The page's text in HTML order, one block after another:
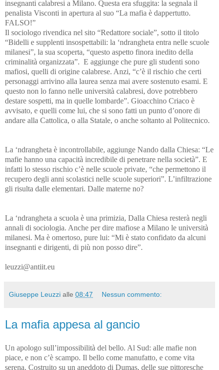
insegnanti calabresi a Milano. Questa era sfuggita: la segnala il
penalista Visconti in apertura al suo “La mafia è dappertutto.
FALSO!”
Il sociologo rivendica nel sito “Redattore sociale”, sotto il titolo
“Bidelli e supplenti insospettabili: la ‘ndrangheta entra nelle scuole
milanesi”, la sua scoperta, “questo aspetto finora inedito della
criminalità organizzata”. E aggiunge che pure gli studenti sono
mafiosi, quelli di origine calabrese. Anzi, “c’è il rischio che certi
personaggi arrivino alla laurea senza mai avere sostenuto esami. E
questo non lo fanno nelle università calabresi, dove potrebbero
destare sospetti, ma in quelle lombarde”. Gioacchino Criaco è
avvisato, e quelli come lui, che si sono fatti un punto d’onore di
andare alla Cattolica, o alla Statale, o anche soltanto al Politecnico.
La ‘ndrangheta è incontrollabile, aggiunge Nando dalla Chiesa: “Le
mafie hanno una capacità incredibile di penetrare nella società”. E
infatti lo stesso rischio c’è nelle scuole private, “che permettono il
recupero degli anni scolastici nelle scuole superiori”. L’infiltrazione
gli risulta dalle elementari. Dalle materne no?
La ‘ndrangheta a scuola è una primizia, Dalla Chiesa resterà negli
annali di sociologia. Anche per dire mafiose a Milano le università
milanesi. Ma è omertoso, pure lui: “Mi è stato confidato da alcuni
insegnanti e dirigenti, di più non posso dire”.
leuzzi@antiit.eu
Giuseppe Leuzzi alle 08:47 Nessun commento:
La mafia appesa al gancio
Un apologo sull’impossibilità del bello. Al Sud: alle mafie non
piace, e non c’è scampo. Il bello come manufatto, e come vita
serena. Costruito su un aneddoto di Dumas, delle sue pittoresche